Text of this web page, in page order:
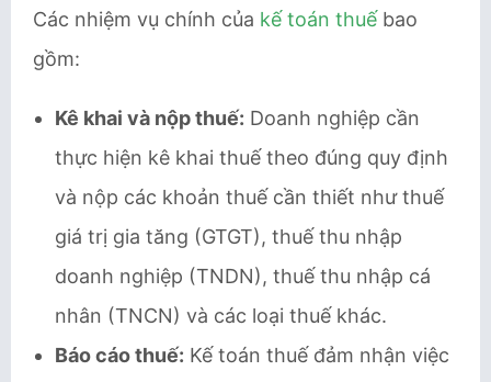
Các nhiệm vụ chính của kế toán thuế bao
gồm:
Kê khai và nộp thuế: Doanh nghiệp cần
thực hiện kê khai thuế theo đúng quy định
và nộp các khoản thuế cần thiết như thuế
giá trị gia tăng (GTGT), thuế thu nhập
doanh nghiệp (TNDN), thuế thu nhập cá
nhân (TNCN) và các loại thuế khác.
Báo cáo thuế: Kế toán thuế đảm nhận việc